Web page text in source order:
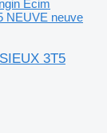
Ecim
NEUVE neuve
3T5